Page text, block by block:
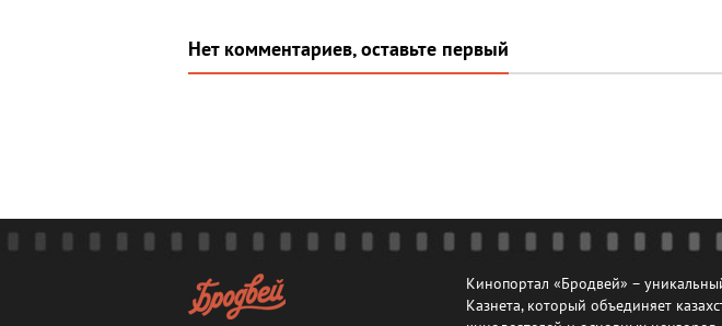
Нет комментариев, оставьте первый
Кинопортал «Бродвей» –
Казнета, который объединяет